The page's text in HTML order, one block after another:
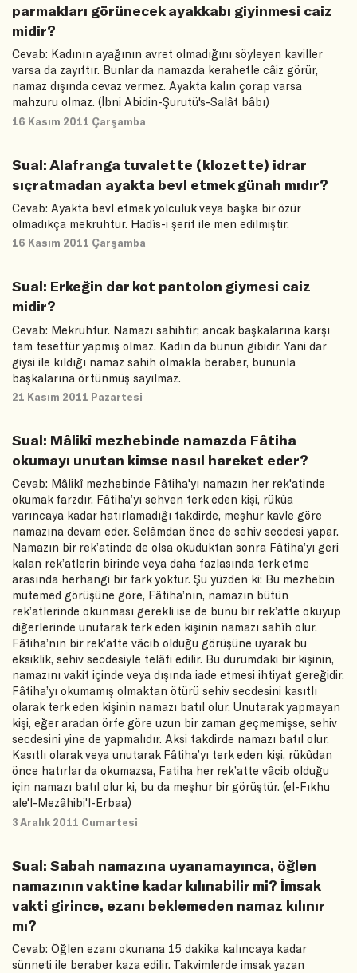
parmakları görünecek ayakkabı giyinmesi caiz
midir?
Cevab: Kadının ayağının avret olmadığını söyleyen kaviller
varsa da zayıftır. Bunlar da namazda kerahetle câiz görür,
namaz dışında cevaz vermez. Ayakta kalın çorap varsa
mahzuru olmaz. (İbni Abidin-Şurutü's-Salât bâbı)
16 Kasım 2011 Çarşamba
Sual: Alafranga tuvalette (klozette) idrar
sıçratmadan ayakta bevl etmek günah mıdır?
Cevab: Ayakta bevl etmek yolculuk veya başka bir özür
olmadıkça mekruhtur. Hadîs-i şerif ile men edilmiştir.
16 Kasım 2011 Çarşamba
Sual: Erkeğin dar kot pantolon giymesi caiz
midir?
Cevab: Mekruhtur. Namazı sahihtir; ancak başkalarına karşı
tam tesettür yapmış olmaz. Kadın da bunun gibidir. Yani dar
giysi ile kıldığı namaz sahih olmakla beraber, bununla
başkalarına örtünmüş sayılmaz.
21 Kasım 2011 Pazartesi
Sual: Mâlikî mezhebinde namazda Fâtiha
okumayı unutan kimse nasıl hareket eder?
Cevab: Mâlikî mezhebinde Fâtiha'yı namazın her rek'atinde
okumak farzdır. Fâtiha’yı sehven terk eden kişi, rükûa
varıncaya kadar hatırlamadığı takdirde, meşhur kavle göre
namazına devam eder. Selâmdan önce de sehiv secdesi yapar.
Namazın bir rek’atinde de olsa okuduktan sonra Fâtiha’yı geri
kalan rek’atlerin birinde veya daha fazlasında terk etme
arasında herhangi bir fark yoktur. Şu yüzden ki: Bu mezhebin
mutemed görüşüne göre, Fâtiha’nın, namazın bütün
rek’atlerinde okunması gerekli ise de bunu bir rek’atte okuyup
diğerlerinde unutarak terk eden kişinin namazı sahîh olur.
Fâtiha’nın bir rek’atte vâcib olduğu görüşüne uyarak bu
eksiklik, sehiv secdesiyle telâfi edilir. Bu durumdaki bir kişinin,
namazını vakit içinde veya dışında iade etmesi ihtiyat gereğidir.
Fâtiha’yı okumamış olmaktan ötürü sehiv secdesini kasıtlı
olarak terk eden kişinin namazı batıl olur. Unutarak yapmayan
kişi, eğer aradan örfe göre uzun bir zaman geçmemişse, sehiv
secdesini yine de yapmalıdır. Aksi takdirde namazı batıl olur.
Kasıtlı olarak veya unutarak Fâtiha’yı terk eden kişi, rükûdan
önce hatırlar da okumazsa, Fatiha her rek’atte vâcib olduğu
için namazı batıl olur ki, bu da meşhur bir görüştür. (el-Fıkhu
ale'l-Mezâhibi'l-Erbaa)
3 Aralık 2011 Cumartesi
Sual: Sabah namazına uyanamayınca, öğlen
namazının vaktine kadar kılınabilir mi? İmsak
vakti girince, ezanı beklemeden namaz kılınır
mı?
Cevab: Öğlen ezanı okunana 15 dakika kalıncaya kadar
sünneti ile beraber kaza edilir. Takvimlerde imsak yazan